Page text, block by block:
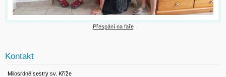
Přespání na faře
Kontakt
Milosrdné sestry sv. Kříže